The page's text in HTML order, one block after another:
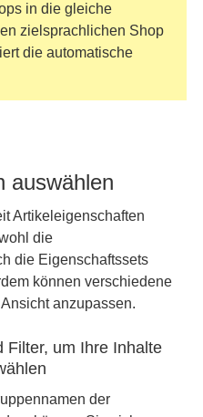
in die gleiche
zielsprachlichen Shop
die automatische
auswählen
Artikeleigenschaften
die
die Eigenschaftssets
können verschiedene
anzupassen.
Filter, um Ihre Inhalte
der